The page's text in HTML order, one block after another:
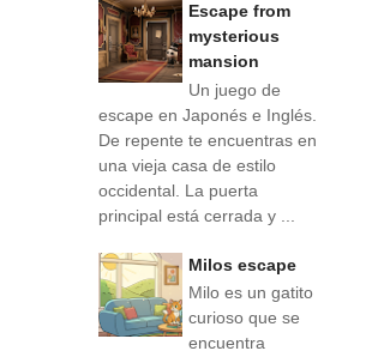
Escape from
mysterious
mansion
Un juego de
escape en Japonés e Inglés.
De repente te encuentras en
una vieja casa de estilo
occidental. La puerta
principal está cerrada y ...
Milos escape
Milo es un gatito
curioso que se
encuentra